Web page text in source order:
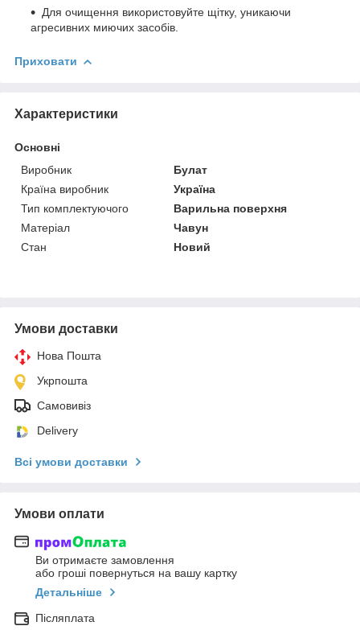
Для очищення використовуйте щітку, уникаючи
агресивних миючих засобів.
Приховати
Характеристики
Основні
Виробник
Булат
Країна виробник
Україна
Тип комплектуючого
Варильна поверхня
Матеріал
Чавун
Стан
Новий
Умови доставки
Нова Пошта
Укрпошта
Самовивіз
Delivery
Всі умови доставки
Умови оплати
Ви отримаєте замовлення
або гроші повернуться на вашу картку
Детальніше
Післяплата